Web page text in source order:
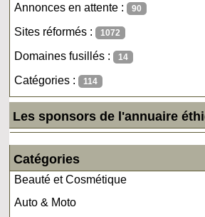
Annonces en attente : 90
Sites réformés : 1072
Domaines fusillés : 14
Catégories : 114
Les sponsors de l'annuaire
Catégories
Beauté et Cosmétique
Auto & Moto